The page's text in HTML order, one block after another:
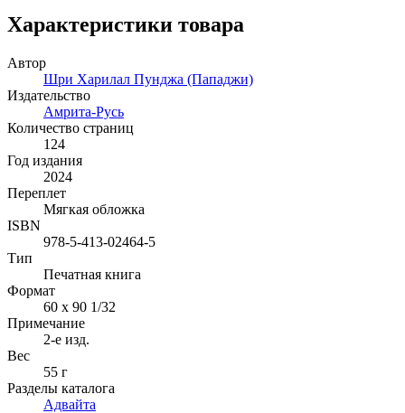
Характеристики товара
Автор
Шри Харилал Пунджа (Пападжи)
Издательство
Амрита-Русь
Количество страниц
124
Год издания
2024
Переплет
Мягкая обложка
ISBN
978-5-413-02464-5
Тип
Печатная книга
Формат
60 x 90 1/32
Примечание
2-е изд.
Вес
55 г
Разделы каталога
Адвайта